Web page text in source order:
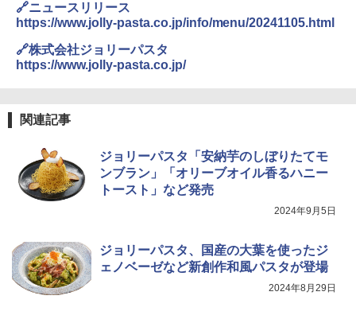
[山善] スチームオーブンレンジ 省エネ
高効率 15L 一人暮らし 二人暮らし スチ
ーム調理 フラットテーブル トースト機
能 自動メニュー33種 簡単お手入れ ブラ
4
TOSHIBA(東芝) スチームオーブンレン
ジ 石窯ドーム ER-D80A(K) ブラック 25
0℃ 1段調理 フラットテーブル 電子レン
ジ 赤外線センサー ノンフライ調理 簡単
￥34,546
🔗ニュースリリース
https://www.jolly-pasta.co.jp/info/menu/20241105.html
🔗株式会社ジョリーパスタ
https://www.jolly-pasta.co.jp/
関連記事
ジョリーパスタ「安納芋のしぼりたてモ
ンブラン」「オリーブオイル香るハニー
トースト」など発売
2024年9月5日
ジョリーパスタ、国産の大葉を使ったジ
ェノベーゼなど新創作和風パスタが登場
2024年8月29日